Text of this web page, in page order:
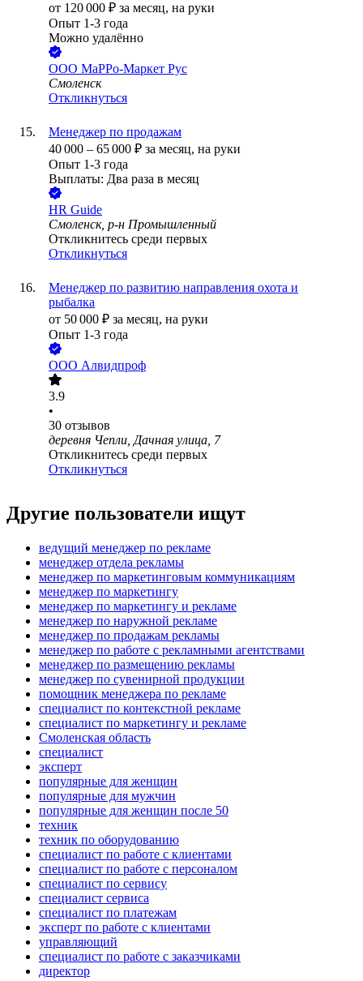
от 120 000 ₽ за месяц, на руки
Опыт 1-3 года
Можно удалённо
ООО МаРРо-Маркет Рус
Смоленск
Откликнуться
Менеджер по продажам
40 000 – 65 000 ₽ за месяц, на руки
Опыт 1-3 года
Выплаты: Два раза в месяц
HR Guide
Смоленск, р-н Промышленный
Откликнитесь среди первых
Откликнуться
Менеджер по развитию направления охота и
рыбалка
от 50 000 ₽ за месяц, на руки
Опыт 1-3 года
ООО Алвидпроф
3.9
•
30 отзывов
деревня Чепли, Дачная улица, 7
Откликнитесь среди первых
Откликнуться
Другие пользователи ищут
ведущий менеджер по рекламе
менеджер отдела рекламы
менеджер по маркетинговым коммуникациям
менеджер по маркетингу
менеджер по маркетингу и рекламе
менеджер по наружной рекламе
менеджер по продажам рекламы
менеджер по работе с рекламными агентствами
менеджер по размещению рекламы
менеджер по сувенирной продукции
помощник менеджера по рекламе
специалист по контекстной рекламе
специалист по маркетингу и рекламе
Смоленская область
специалист
эксперт
популярные для женщин
популярные для мужчин
популярные для женщин после 50
техник
техник по оборудованию
специалист по работе с клиентами
специалист по работе с персоналом
специалист по сервису
специалист сервиса
специалист по платежам
эксперт по работе с клиентами
управляющий
специалист по работе с заказчиками
директор